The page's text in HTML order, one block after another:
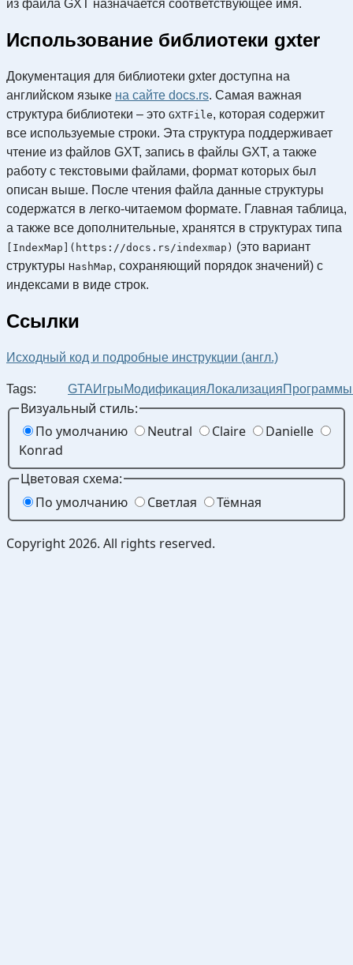
из файла GXT назначается соответствующее имя.
Использование библиотеки gxter
Документация для библиотеки gxter доступна на
английском языке на сайте docs.rs. Самая важная
структура библиотеки – это GXTFile, которая содержит
все используемые строки. Эта структура поддерживает
чтение из файлов GXT, запись в файлы GXT, а также
работу с текстовыми файлами, формат которых был
описан выше. После чтения файла данные структуры
содержатся в легко-читаемом формате. Главная таблица,
а также все дополнительные, хранятся в структурах типа
[IndexMap](https://docs.rs/indexmap) (это вариант
структуры HashMap, сохраняющий порядок значений) с
индексами в виде строк.
Ссылки
Исходный код и подробные инструкции (англ.)
Tags: GTAИгрыМодификацияЛокализацияПрограммы
Визуальный стиль:
По умолчанию
Neutral Claire
Danielle
Konrad
Цветовая схема:
По умолчанию
Светлая Тёмная
Copyright 2026. All rights reserved.